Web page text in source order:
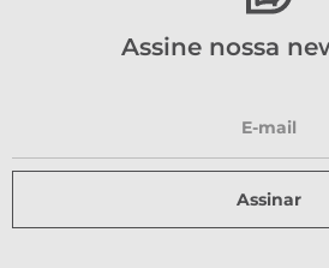
Assine nossa
Assinar